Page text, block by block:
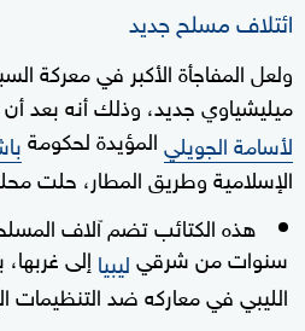
ائتلاف مسلح جديد
ولعل المفاجأة الأكبر في معركة
ميليشياوي جديد، وذلك أنه بعد أن
لأسامة الجويليالمؤيدة لحكومة
الإسلامية وطريق المطار، حلت
هذه الكتائب تضم آلاف
سنوات من شرقيليبيا إلى
الليبي في معاركه ضد التنظيمات